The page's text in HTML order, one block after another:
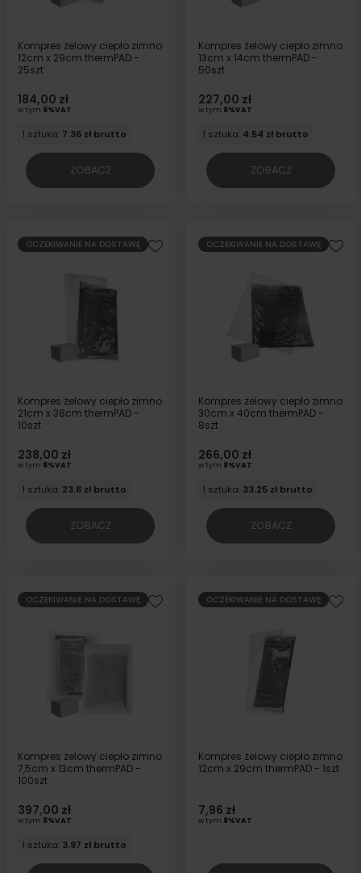
Kompres żelowy ciepło zimno
12cm x 29cm thermPAD -
25szt
184,00 zł
w tym 8%VAT
1 sztuka: 7.36 zł brutto
ZOBACZ
Kompres żelowy ciepło zimno
13cm x 14cm thermPAD -
50szt
227,00 zł
w tym 8%VAT
1 sztuka: 4.54 zł brutto
ZOBACZ
OCZEKIWANIE NA DOSTAWĘ
Kompres żelowy ciepło zimno
21cm x 38cm thermPAD -
10szt
238,00 zł
w tym 8%VAT
1 sztuka: 23.8 zł brutto
ZOBACZ
OCZEKIWANIE NA DOSTAWĘ
Kompres żelowy ciepło zimno
30cm x 40cm thermPAD -
8szt
266,00 zł
w tym 8%VAT
1 sztuka: 33.25 zł brutto
ZOBACZ
OCZEKIWANIE NA DOSTAWĘ
Kompres żelowy ciepło zimno
7,5cm x 13cm thermPAD -
100szt
397,00 zł
w tym 8%VAT
1 sztuka: 3.97 zł brutto
OCZEKIWANIE NA DOSTAWĘ
Kompres żelowy ciepło zimno
12cm x 29cm thermPAD - 1szt
7,96 zł
w tym 8%VAT